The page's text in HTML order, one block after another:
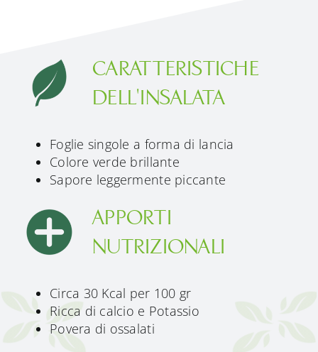
CARATTERISTICHE
DELL'INSALATA
Foglie singole a forma di lancia
Colore verde brillante
Sapore leggermente piccante
APPORTI
NUTRIZIONALI
Circa 30 Kcal per 100 gr
Ricca di calcio e Potassio
Povera di ossalati